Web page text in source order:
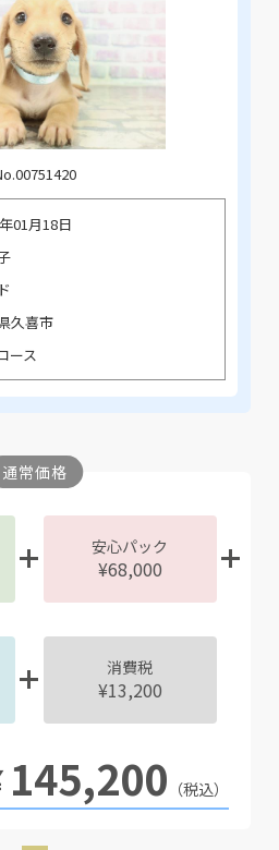
01月18日
久喜市
ース
通常価格
安心パック
¥68,000
消費税
¥13,200
145,200 （税込）